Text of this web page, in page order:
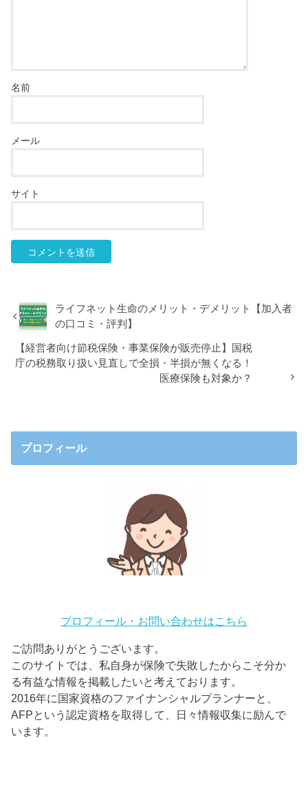
名前
メール
サイト
ライフネット生命のメリット・デメリット【加入者
の口コミ・評判】
【経営者向け節税保険・事業保険が販売停止】国税
庁の税務取り扱い見直しで全損・半損が無くなる！
医療保険も対象か？
プロフィール
プロフィール・お問い合わせはこちら
ご訪問ありがとうございます。
このサイトでは、私自身が保険で失敗したからこそ分か
る有益な情報を掲載したいと考えております。
2016年に国家資格のファイナンシャルプランナーと、
AFPという認定資格を取得して、日々情報収集に励んで
います。